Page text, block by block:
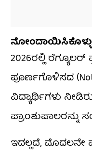
2026ರಲ್ಲಿ
ಪೂರ್ಣಗೊಳಿಸದ
ವಿದ್ಯಾರ್ಥಿಗಳು
ಇದಲ್ಲದೆ, ಮೊದಲನೇ